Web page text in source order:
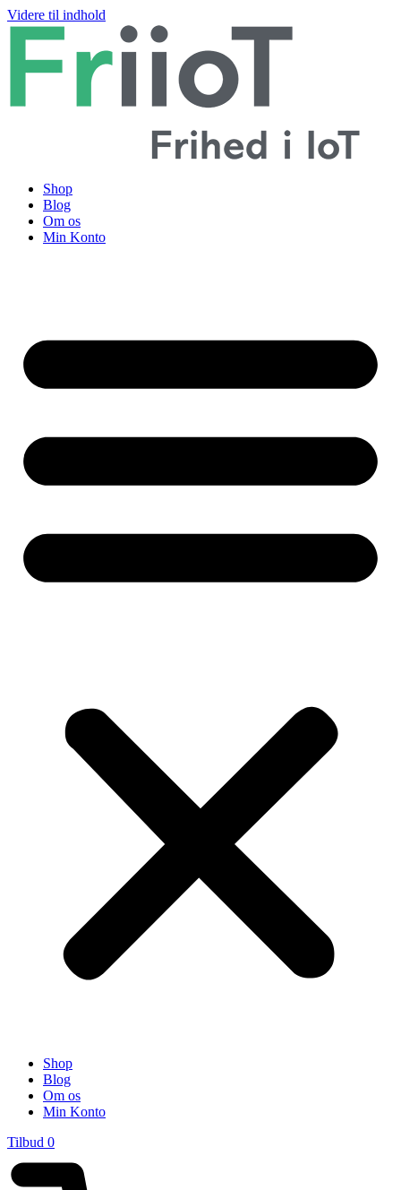
Videre til indhold
Shop
Blog
Om os
Min Konto
Shop
Blog
Om os
Min Konto
Tilbud 0